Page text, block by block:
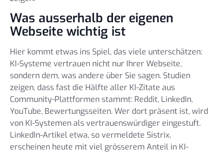
Was ausserhalb der eigenen
Webseite wichtig ist
Hier kommt etwas ins Spiel, das viele unterschätzen:
KI-Systeme vertrauen nicht nur Ihrer Webseite,
sondern dem, was andere über Sie sagen. Studien
zeigen, dass fast die Hälfte aller KI-Zitate aus
Community-Plattformen stammt: Reddit, LinkedIn,
YouTube, Bewertungsseiten. Wer dort präsent ist, wird
von KI-Systemen als vertrauenswürdiger eingestuft.
LinkedIn-Artikel etwa, so vermeldete Sistrix,
erscheinen heute mit viel grösserem Anteil in KI-